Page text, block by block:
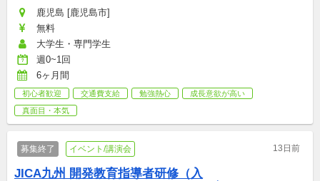
鹿児島 [鹿児島市]
無料
大学生・専門学生
週0~1回
6ヶ月間
初心者歓迎 交通費支給 勉強熱心
成長意欲が高い
真面目・本気
募集終了 イベント/講演会 13日前
JICA九州 開発教育指導者研修（入